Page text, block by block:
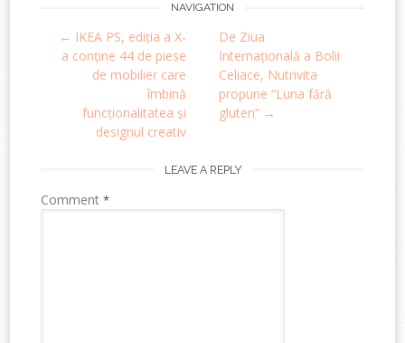
navigation
NAVIGATION
← IKEA PS, ediția a X-
a conține 44 de piese
de mobilier care
îmbină
funcționalitatea și
designul creativ
De Ziua
Internațională a Bolii
Celiace, Nutrivita
propune “Luna fără
gluten” →
LEAVE A REPLY
Comment*